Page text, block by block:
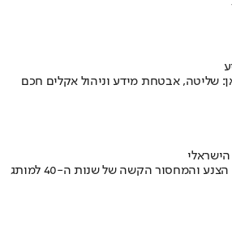
שליטה, אבטחת מידע וניהול אקלים חכם
איך אסם הפכה את תקופת הצנע והמחסור הקשה של שנות ה-40 למותג